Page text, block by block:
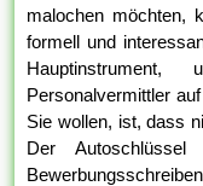
malochen möchten,
formell und
Personalvermittler
Sie wollen, ist, dass
Der